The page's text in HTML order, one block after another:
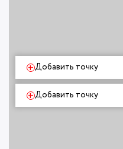
+Добавить точку
+Добавить точку